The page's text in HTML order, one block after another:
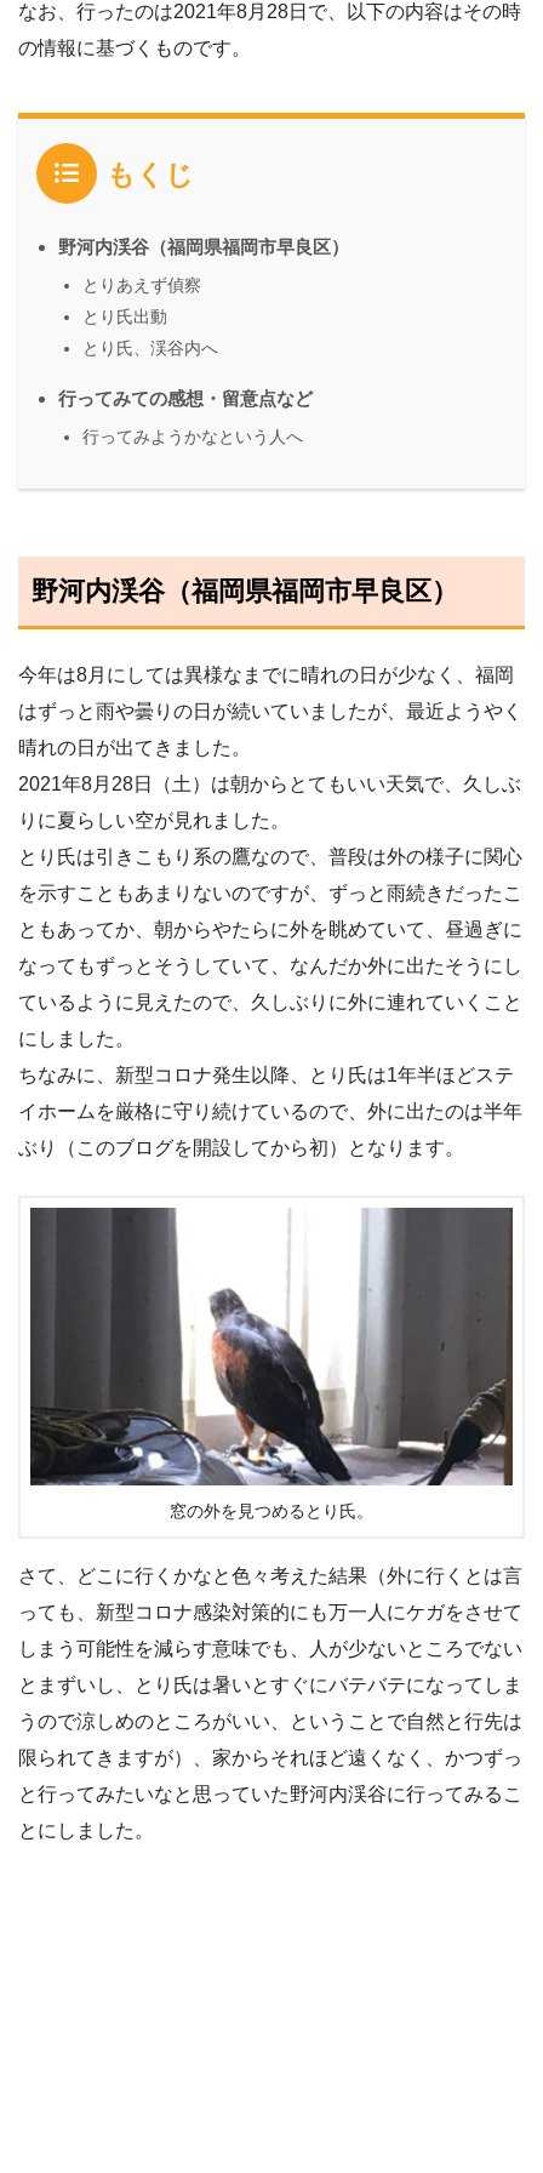
なお、行ったのは2021年8月28日で、以下の内容はその時
の情報に基づくものです。
もくじ
野河内渓谷（福岡県福岡市早良区）
とりあえず偵察
とり氏出動
とり氏、渓谷内へ
行ってみての感想・留意点など
行ってみようかなという人へ
野河内渓谷（福岡県福岡市早良区）
今年は8月にしては異様なまでに晴れの日が少なく、福岡
はずっと雨や曇りの日が続いていましたが、最近ようやく
晴れの日が出てきました。
2021年8月28日（土）は朝からとてもいい天気で、久しぶ
りに夏らしい空が見れました。
とり氏は引きこもり系の鷹なので、普段は外の様子に関心
を示すこともあまりないのですが、ずっと雨続きだったこ
ともあってか、朝からやたらに外を眺めていて、昼過ぎに
なってもずっとそうしていて、なんだか外に出たそうにし
ているように見えたので、久しぶりに外に連れていくこと
にしました。
ちなみに、新型コロナ発生以降、とり氏は1年半ほどステ
イホームを厳格に守り続けているので、外に出たのは半年
ぶり（このブログを開設してから初）となります。
窓の外を見つめるとり氏。
さて、どこに行くかなと色々考えた結果（外に行くとは言
っても、新型コロナ感染対策的にも万一人にケガをさせて
しまう可能性を減らす意味でも、人が少ないところでない
とまずいし、とり氏は暑いとすぐにバテバテになってしま
うので涼しめのところがいい、ということで自然と行先は
限られてきますが）、家からそれほど遠くなく、かつずっ
と行ってみたいなと思っていた野河内渓谷に行ってみるこ
とにしました。